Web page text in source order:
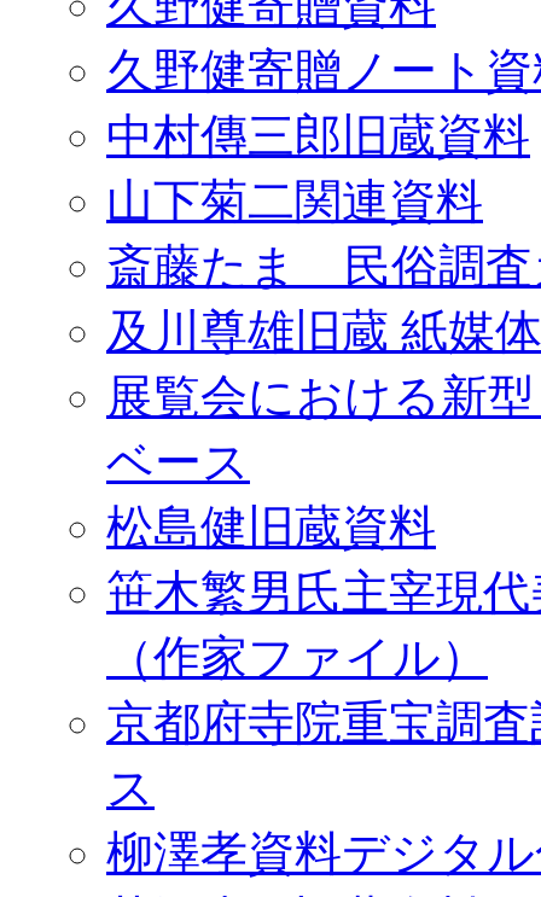
久野健寄贈ノート
中村傳三郎旧蔵資料
山下菊二関連資料
斎藤たま 民俗調査
及川尊雄旧蔵 紙媒
展覧会における新
ベース
松島健旧蔵資料
笹木繁男氏主宰現
（作家ファイル）
京都府寺院重宝調
ス
柳澤孝資料デジタ